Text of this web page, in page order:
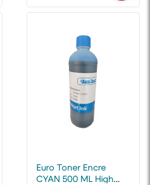
Euro Toner Encre
CYAN 500 ML High